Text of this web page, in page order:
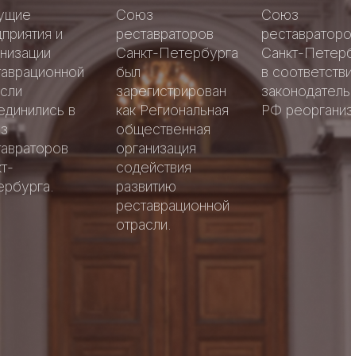
и
в
Союз
реставраторов
Санкт-Петербурга
был
зарегистрирован
как Региональная
общественная
организация
содействия
развитию
реставрационной
отрасли.
Союз
Санкт-
в
РФ
Аллея
славы
Добрые
дела
Аллея
славы
Добрые
дела